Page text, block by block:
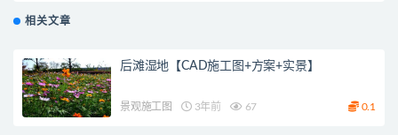
相关文章
后滩湿地【CAD施工图+方案+实景】
景观施工图 3年前 67 0.1